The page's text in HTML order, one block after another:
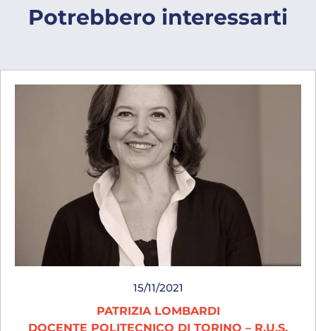
Potrebbero interessarti
15/11/2021
PATRIZIA LOMBARDI
DOCENTE POLITECNICO DI TORINO – R.U.S.